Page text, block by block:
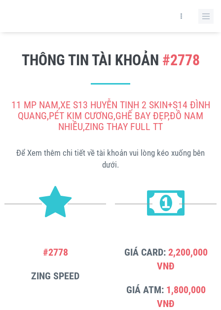
THÔNG TIN TÀI KHOẢN #2778
11 MP NAM,XE S13 HUYỄN TINH 2 SKIN+S14 ĐÌNH
QUANG,PÉT KIM CƯƠNG,GHẾ BAY ĐẸP,ĐỒ NAM
NHIỀU,ZING THAY FULL TT
Để Xem thêm chi tiết về tài khoản vui lòng kéo xuống bên
dưới.
#2778
ZING SPEED
GIÁ CARD: 2,200,000
VNĐ
GIÁ ATM: 1,800,000
VNĐ